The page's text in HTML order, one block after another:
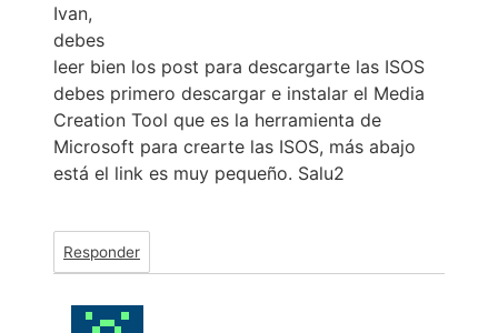
Ivan,
debes
leer bien los post para descargarte las ISOS
debes primero descargar e instalar el Media
Creation Tool que es la herramienta de
Microsoft para crearte las ISOS, más abajo
está el link es muy pequeño. Salu2
Responder